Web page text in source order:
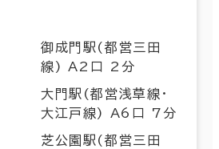
御成門駅(都営三田
線) A2口 2分
大門駅(都営浅草線･
大江戸線) A6口 7分
芝公園駅(都営三田